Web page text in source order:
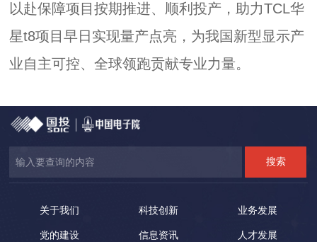
以赴保障项目按期推进、顺利投产，助力TCL华
星t8项目早日实现量产点亮，为我国新型显示产
业自主可控、全球领跑贡献专业力量。
关于我们 科技创新 业务发展
党的建设 信息资讯 人才发展